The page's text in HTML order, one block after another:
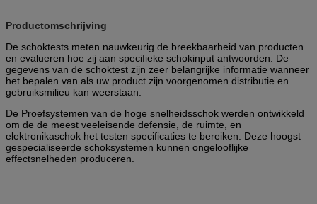
Productomschrijving
De schoktests meten nauwkeurig de breekbaarheid van producten
en evalueren hoe zij aan specifieke schokinput antwoorden. De
gegevens van de schoktest zijn zeer belangrijke informatie wanneer
het bepalen van als uw product zijn voorgenomen distributie en
gebruiksmilieu kan weerstaan.
De Proefsystemen van de hoge snelheidsschok werden ontwikkeld
om de de meest veeleisende defensie, de ruimte, en
elektronikaschok het testen specificaties te bereiken. Deze hoogst
gespecialiseerde schoksystemen kunnen ongelooflijke
effectsnelheden produceren.